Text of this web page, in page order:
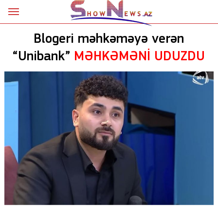
Sosial
Kriminal
Astrologiya
Hadisə
İdman
Blogeri məhkəməyə verən
“Unibank” MƏHKƏMƏNİ UDUZDU